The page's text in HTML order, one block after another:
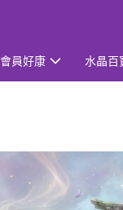
會員好康 水晶百